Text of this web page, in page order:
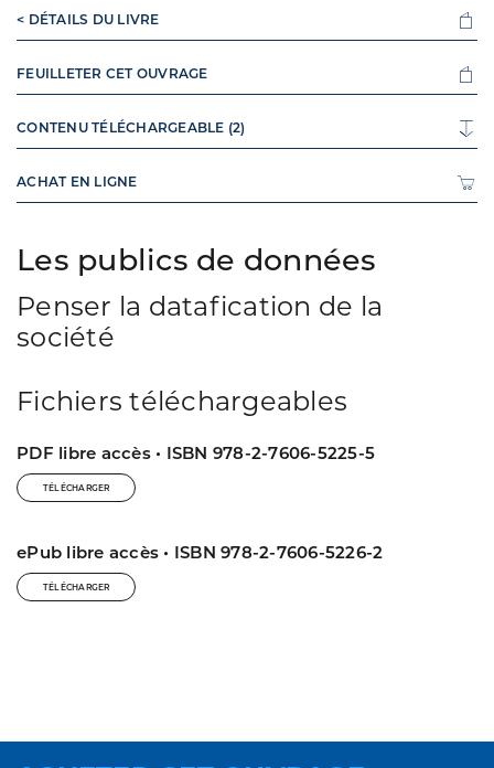
Les publics de données
Penser la datafication de la
société
Fichiers téléchargeables
PDF libre accès • ISBN 978-2-7606-5225-5
TÉLÉCHARGER
ePub libre accès • ISBN 978-2-7606-5226-2
TÉLÉCHARGER
< DÉTAILS DU LIVRE
FEUILLETER CET OUVRAGE
CONTENU TÉLÉCHARGEABLE (2)
ACHAT EN LIGNE